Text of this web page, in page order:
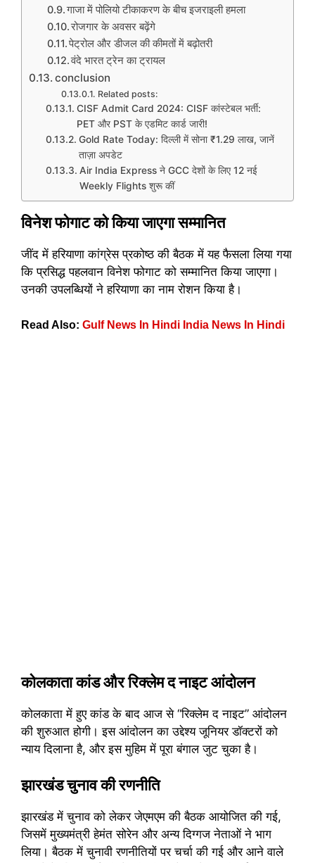
गाजा में पोलियो टीकाकरण के बीच इजराइली हमला
रोजगार के अवसर बढ़ेंगे
पेट्रोल और डीजल की कीमतों में बढ़ोतरी
वंदे भारत ट्रेन का ट्रायल
conclusion
Related posts:
CISF Admit Card 2024: CISF कांस्टेबल भर्ती:
PET और PST के एडमिट कार्ड जारी!
Gold Rate Today: दिल्ली में सोना ₹1.29 लाख, जानें
ताज़ा अपडेट
Air India Express ने GCC देशों के लिए 12 नई
Weekly Flights शुरू कीं
विनेश फोगाट को किया जाएगा सम्मानित
जींद में हरियाणा कांग्रेस प्रकोष्ठ की बैठक में यह फैसला लिया गया
कि प्रसिद्ध पहलवान विनेश फोगाट को सम्मानित किया जाएगा।
उनकी उपलब्धियों ने हरियाणा का नाम रोशन किया है।
Read Also: Gulf News In Hindi India News In Hindi
कोलकाता कांड और रिक्लेम द नाइट आंदोलन
कोलकाता में हुए कांड के बाद आज से “रिक्लेम द नाइट” आंदोलन
की शुरुआत होगी। इस आंदोलन का उद्देश्य जूनियर डॉक्टरों को
न्याय दिलाना है, और इस मुहिम में पूरा बंगाल जुट चुका है।
झारखंड चुनाव की रणनीति
झारखंड में चुनाव को लेकर जेएमएम की बैठक आयोजित की गई,
जिसमें मुख्यमंत्री हेमंत सोरेन और अन्य दिग्गज नेताओं ने भाग
लिया। बैठक में चुनावी रणनीतियों पर चर्चा की गई और आने वाले